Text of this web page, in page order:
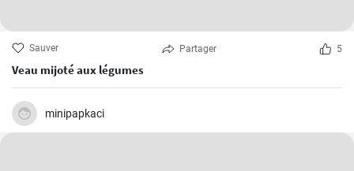
Sauver Partager 5
Veau mijoté aux légumes
minipapkaci